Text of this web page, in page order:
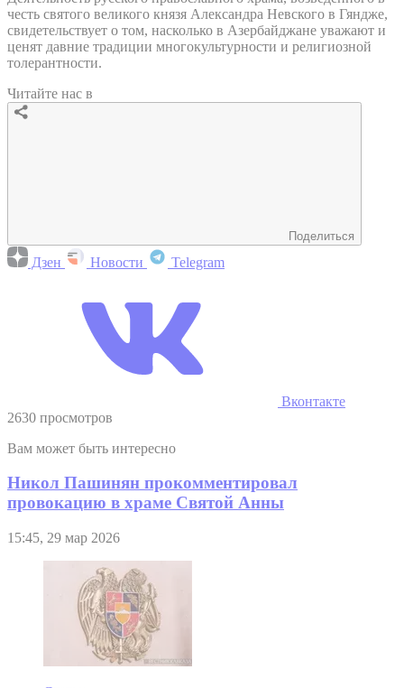
честь святого великого князя Александра Невского в Гяндже,
свидетельствует о том, насколько в Азербайджане уважают и
ценят давние традиции многокультурности и религиозной
толерантности.
Читайте нас в
Поделиться
Дзен Новости Telegram
Вконтакте
2630 просмотров
Вам может быть интересно
Никол Пашинян прокомментировал
провокацию в храме Святой Анны
15:45, 29 мар 2026